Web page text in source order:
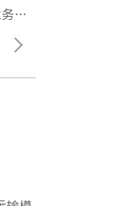
。
格